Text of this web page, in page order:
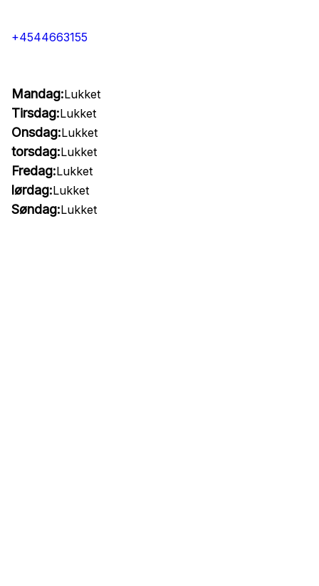
+4544663155
Mandag:Lukket
Tirsdag:Lukket
Onsdag:Lukket
torsdag:Lukket
Fredag:Lukket
lørdag:Lukket
Søndag:Lukket